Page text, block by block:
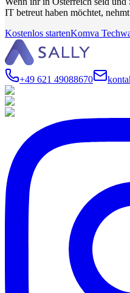
IT betreut haben möchtet,
Kostenlos startenKomva
+49 621 49088670